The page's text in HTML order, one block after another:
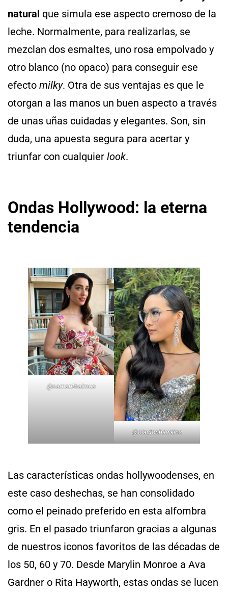
natural que simula ese aspecto cremoso de la
leche. Normalmente, para realizarlas, se
mezclan dos esmaltes, uno rosa empolvado y
otro blanco (no opaco) para conseguir ese
efecto milky. Otra de sus ventajas es que le
otorgan a las manos un buen aspecto a través
de unas uñas cuidadas y elegantes. Son, sin
duda, una apuesta segura para acertar y
triunfar con cualquier look.
Ondas Hollywood: la eterna
tendencia
@samanthalmua
@claytonhawkins
Las características ondas hollywoodenses, en
este caso deshechas, se han consolidado
como el peinado preferido en esta alfombra
gris. En el pasado triunfaron gracias a algunas
de nuestros iconos favoritos de las décadas de
los 50, 60 y 70. Desde Marylin Monroe a Ava
Gardner o Rita Hayworth, estas ondas se lucen